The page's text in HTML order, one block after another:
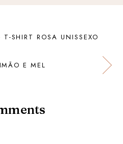
SHIRT ROSA UNISSEXO
E MEL